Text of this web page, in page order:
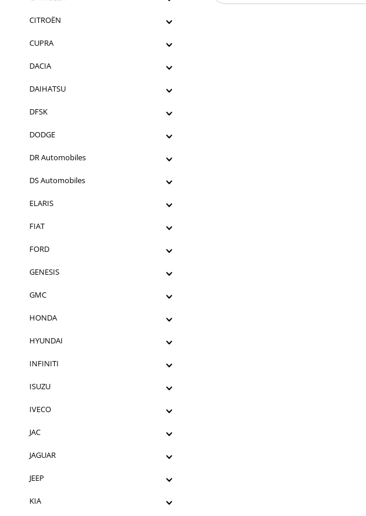
CITROËN
CUPRA
DACIA
DAIHATSU
DFSK
DODGE
DR Automobiles
DS Automobiles
ELARIS
FIAT
FORD
GENESIS
GMC
HONDA
HYUNDAI
INFINITI
ISUZU
IVECO
JAC
JAGUAR
JEEP
KIA